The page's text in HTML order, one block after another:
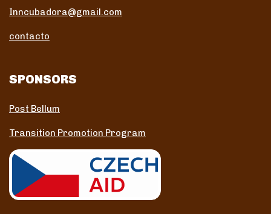
Inncubadora@gmail.com
contacto
SPONSORS
Post Bellum
Transition Promotion Program